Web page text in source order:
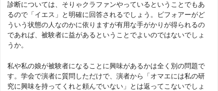
診断については、そりゃクラファンやっているということでもあ
るので「イエス」と明確に回答されるでしょう。ビフォアーがど
ういう状態の人なのかに依りますが有用な手がかりが得られるの
であれば、被験者に益があるということでよいのではないでしょ
うか。
私や私の娘が被験者になることに興味があるかは全く別の問題で
す。学会で演者に質問しただけで、演者から「オマエには私の研
究に興味を持ってくれと頼んでいない」とは返ってこないでしょ